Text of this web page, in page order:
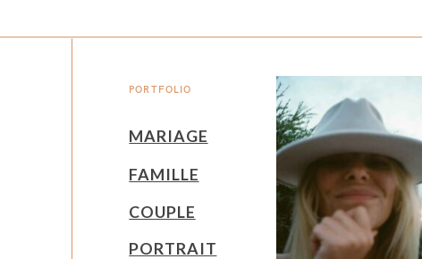
PORTFOLIO
MARIAGE
FAMILLE
COUPLE
PORTRAIT